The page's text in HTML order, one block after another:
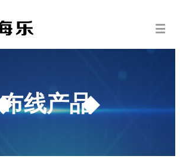
布线产品